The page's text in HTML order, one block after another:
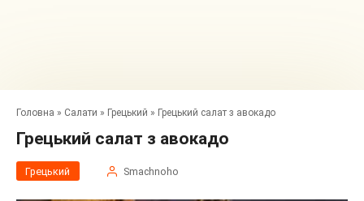
Головна » Салати » Грецький » Грецький салат з авокадо
Грецький салат з авокадо
Грецький Smachnoho